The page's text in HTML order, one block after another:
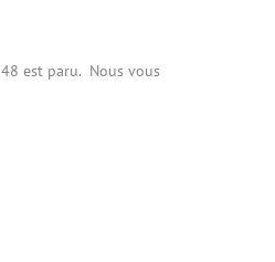
est paru. Nous vous